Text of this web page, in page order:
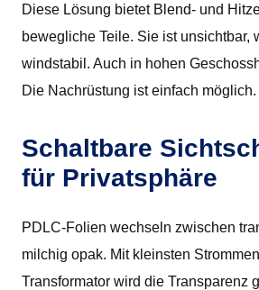
Diese Lösung bietet Blend- und
bewegliche Teile. Sie ist unsichtbar,
windstabil. Auch in hohen
Die Nachrüstung ist einfach möglich.
Schaltbare
für Privatsphäre
PDLC-Folien wechseln zwischen
milchig opak. Mit kleinsten
Transformator wird die Transparenz